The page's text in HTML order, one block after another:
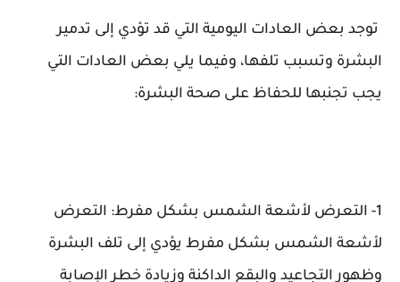
توجد بعض العادات اليومية التي قد تؤدي إلى تدمير
البشرة وتسبب تلفها، وفيما يلي بعض العادات التي
يجب تجنبها للحفاظ على صحة البشرة:
1- التعرض لأشعة الشمس بشكل مفرط: التعرض
لأشعة الشمس بشكل مفرط يؤدي إلى تلف البشرة
وظهور التجاعيد والبقع الداكنة وزيادة خطر الإصابة